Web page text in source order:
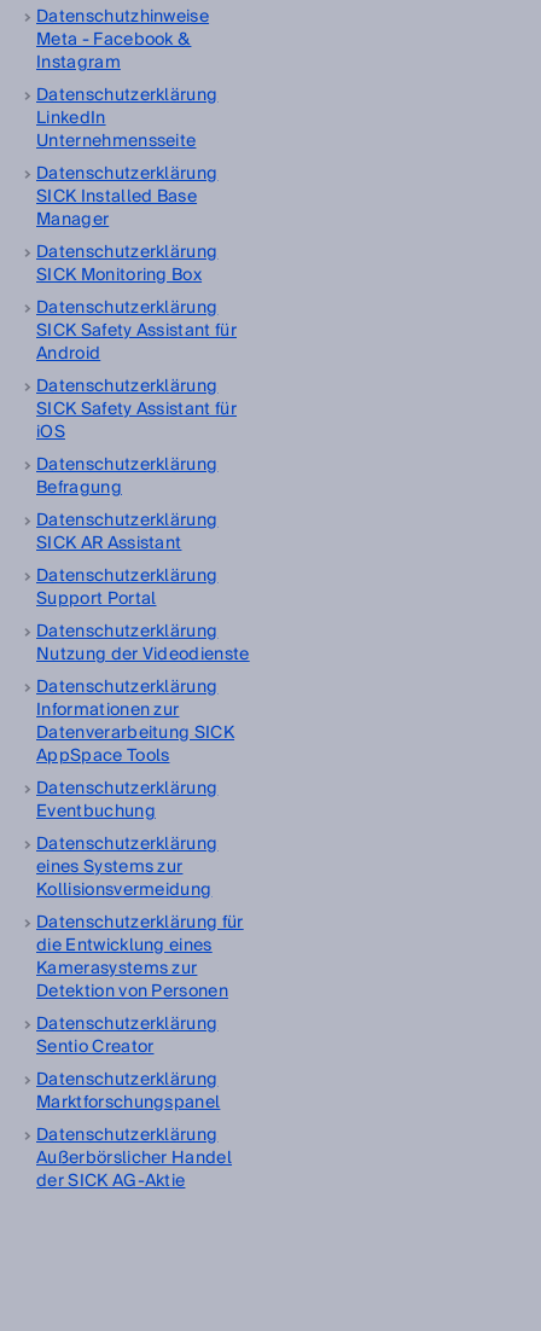
Datenschutzhinweise
Meta - Facebook &
Instagram
Datenschutzerklärung
LinkedIn
Unternehmensseite
Datenschutzerklärung
SICK Installed Base
Manager
Datenschutzerklärung
SICK Monitoring Box
Datenschutzerklärung
SICK Safety Assistant für
Android
Datenschutzerklärung
SICK Safety Assistant für
iOS
Datenschutzerklärung
Befragung
Datenschutzerklärung
SICK AR Assistant
Datenschutzerklärung
Support Portal
Datenschutzerklärung
Nutzung der Videodienste
Datenschutzerklärung
Informationen zur
Datenverarbeitung SICK
AppSpace Tools
Datenschutzerklärung
Eventbuchung
Datenschutzerklärung
eines Systems zur
Kollisionsvermeidung
Datenschutzerklärung für
die Entwicklung eines
Kamerasystems zur
Detektion von Personen
Datenschutzerklärung
Sentio Creator
Datenschutzerklärung
Marktforschungspanel
Datenschutzerklärung
Außerbörslicher Handel
der SICK AG-Aktie